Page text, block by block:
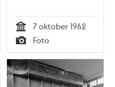
Tid
7 oktober 1962
Typ
Foto